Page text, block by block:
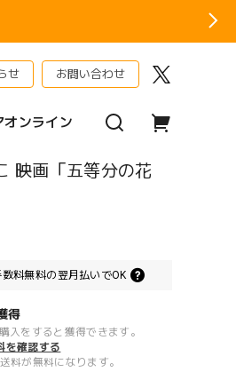
せ お問い合わせ
オンライン
映画「五等分の花
数料無料の 翌月払いでOK
得
入をすると獲得できます。
を確認する
料が無料になります。